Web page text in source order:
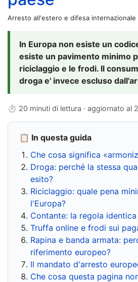
Arresto all'estero e difesa internazionale
In Europa non esiste un
esiste un pavimento minimo
riciclaggio e le frodi. Il
droga e' invece escluso
⏱ 20 minuti di lettura · aggiornato al
📋 In questa guida
Che cosa significa
Droga: perché la stessa
esito?
Riciclaggio: quale pena
l'Europa?
Contante: la regola
Truffa online e frodi sui
Rapina e banda armata:
riferimento europeo?
Il mandato d'arresto
Che cosa questa pagina